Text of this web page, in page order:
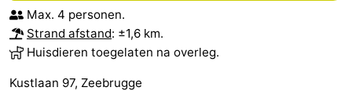
Max. 4 personen.
Strand afstand: ±1,6 km.
Huisdieren toegelaten na overleg.
Kustlaan 97, Zeebrugge